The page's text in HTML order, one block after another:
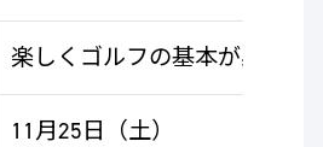
楽しくゴルフの基本が身に付
11月25日（土）